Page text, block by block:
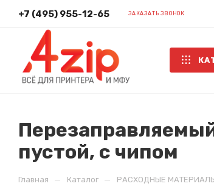
+7 (495) 955-12-65 ЗАКАЗАТЬ ЗВОНОК
пустой, с чипом
Главная — Каталог — РАСХОДНЫЕ